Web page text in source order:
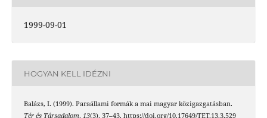
1999-09-01
HOGYAN KELL IDÉZNI
Balázs, I. (1999). Paraállami formák a mai magyar közigazgatásban.
Tér és Társadalom, 13(3), 37–43. https://doi.org/10.17649/TET.13.3.529